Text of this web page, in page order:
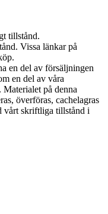
tillstånd.
Vissa länkar på
en del av försäljningen
en del av våra
på denna
överföras, cachelagras
vårt skriftliga tillstånd i